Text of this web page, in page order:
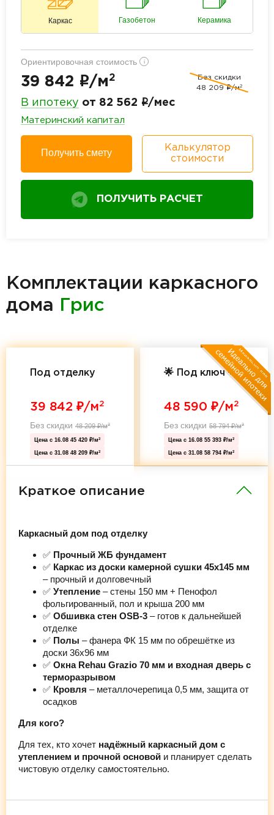
Каркас Газобетон Керамика
Ориентировочная стоимость i
39 842 i/м 2
Без скидки
48 209 i/м2
В ипотеку от 82 562 i/мес
Материнский капитал
Получить смету
Калькулятор
стоимости
ПОЛУЧИТЬ РАСЧЕТ
Комплектации каркасного
дома
Грис
Под отделку
39 842 ₽/м2
Без скидки 48 209₽/м2
Цена с 16.08 45 420 ₽/м2
Цена с 31.08 48 209 ₽/м2
🌟 Под ключ 🌟
48 590 ₽/м2
Без скидки 58 794₽/м2
Цена с 16.08 55 393 ₽/м2
Цена с 31.08 58 794 ₽/м2
Краткое описание
Каркасный дом под отделку
✅ Прочный ЖБ фундамент
✅ Каркас из доски камерной сушки 45х145 мм
– прочный и долговечный
✅ Утепление – стены 150 мм + Пенофол
фольгированный, пол и крыша 200 мм
✅ Обшивка стен OSB-3 – готов к дальнейшей
отделке
✅ Полы – фанера ФК 15 мм по обрешётке из
доски 36х96 мм
✅ Окна Rehau Grazio 70 мм и входная дверь с
терморазрывом
✅ Кровля – металлочерепица 0,5 мм, защита от
осадков
Для кого?
Для тех, кто хочет надёжный каркасный дом с
утеплением и прочной основой и планирует сделать
чистовую отделку самостоятельно.